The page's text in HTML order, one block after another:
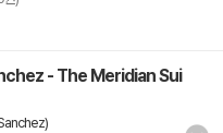
- The Meridian Sui